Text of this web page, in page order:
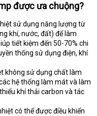
được ưa chuộng?
sử dụng năng lượng từ
khí, nước, đất) để làm
tiết kiệm đến 50-70% chi
thống sử dụng điện, khí
không sử dụng chất làm
hệ thống làm mát và làm
khí thải carbon và tác
có thể được điều khiển